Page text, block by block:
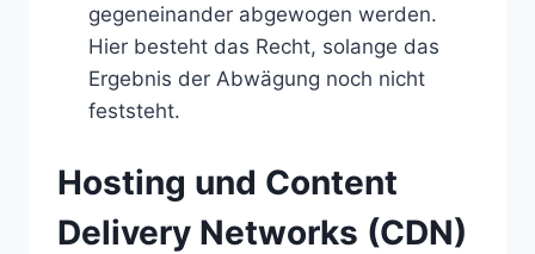
gegeneinander abgewogen werden.
Hier besteht das Recht, solange das
Ergebnis der Abwägung noch nicht
feststeht.
Hosting und Content
Delivery Networks (CDN)